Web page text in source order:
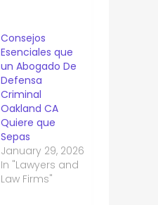
Consejos
Esenciales que
un Abogado De
Defensa
Criminal
Oakland CA
Quiere que
Sepas
January 29, 2026
In "Lawyers and
Law Firms"